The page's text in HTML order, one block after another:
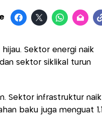
Sektor energi naik
sektor siklikal turun
Sektor infrastruktur naik
baku juga menguat 1,11